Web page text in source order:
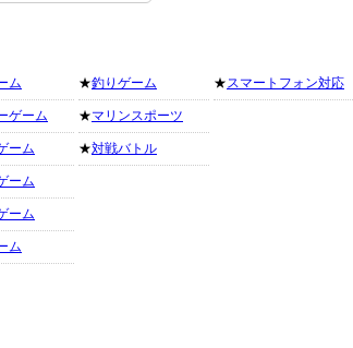
ム
ゲーム
ーム
ーム
ーム
ム
★釣りゲーム
★マリンスポーツ
★対戦バトル
★スマートフォン対応